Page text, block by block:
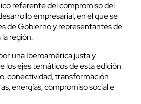
referente del compromiso del
empresarial, en el que se
de Gobierno y representantes de
región.
una Iberoamérica justa y
los ejes temáticos de esta edición
conectividad, transformación
energías, compromiso social e